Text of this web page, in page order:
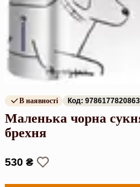
В наявності Код: 9786177820863
Маленька чорна
брехня
530 ₴